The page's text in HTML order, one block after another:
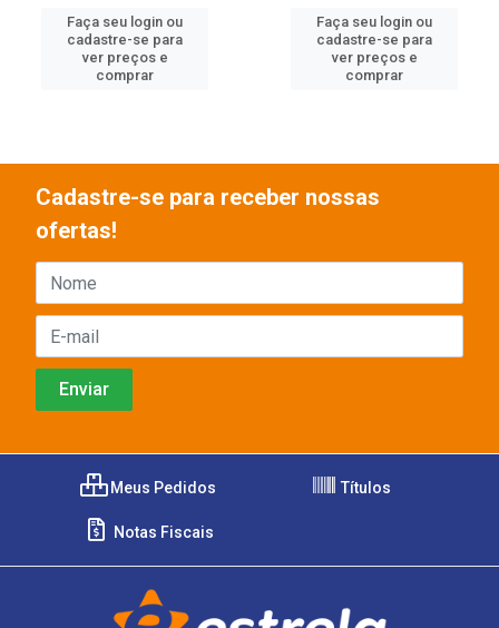
Faça seu login ou
cadastre-se para
ver preços e
comprar
Faça seu login ou
cadastre-se para
ver preços e
comprar
Cadastre-se para receber nossas
ofertas!
Meus Pedidos Títulos
Notas Fiscais